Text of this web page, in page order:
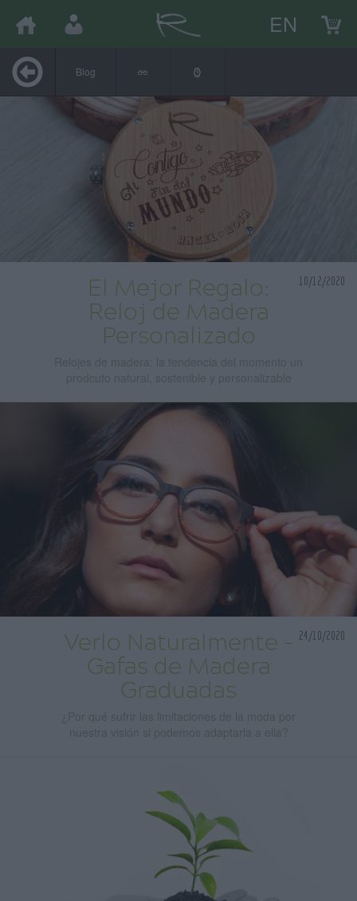
EN
Blog
10/12/2020
El Mejor Regalo:
Reloj de Madera
Personalizado
24/10/2020
Verlo Naturalmente -
Gafas de Madera
Graduadas